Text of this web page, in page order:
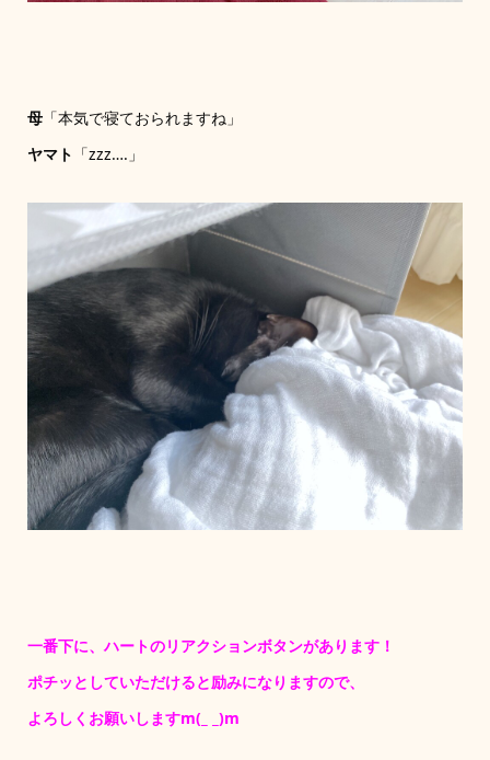
母「本気で寝ておられますね」
ヤマト 「zzz….」
一番下に、ハートのリアクションボタンがあります！
ポチッとしていただけると励みになりますので、
よろしくお願いしますm(_ _)m